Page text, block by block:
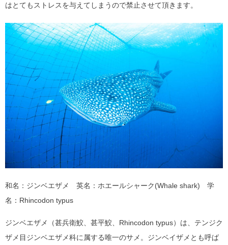
はとてもストレスを与えてしまうので禁止させて頂きます。
和名：ジンベエザメ 英名：ホエールシャーク(Whale shark) 学
名：Rhincodon typus
ジンベエザメ（甚兵衛鮫、甚平鮫、Rhincodon typus）は、テンジク
ザメ目ジンベエザメ科に属する唯一のサメ。ジンベイザメとも呼ば